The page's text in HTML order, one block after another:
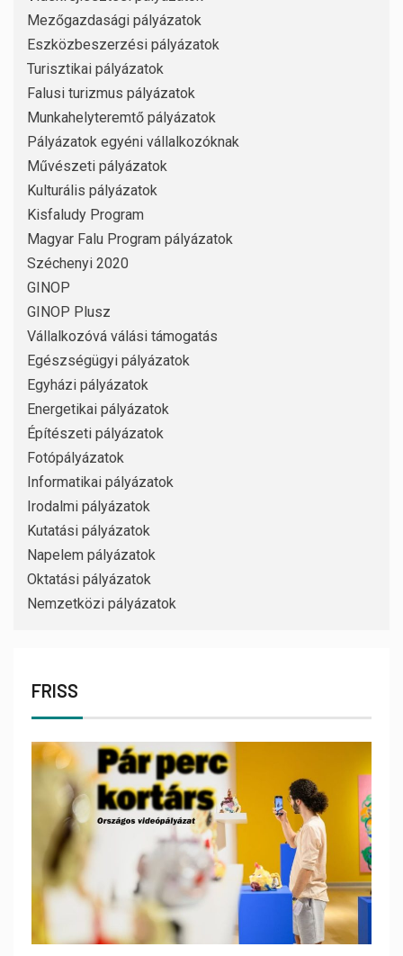
Mezőgazdasági pályázatok
Eszközbeszerzési pályázatok
Turisztikai pályázatok
Falusi turizmus pályázatok
Munkahelyteremtő pályázatok
Pályázatok egyéni vállalkozóknak
Művészeti pályázatok
Kulturális pályázatok
Kisfaludy Program
Magyar Falu Program pályázatok
Széchenyi 2020
GINOP
GINOP Plusz
Vállalkozóvá válási támogatás
Egészségügyi pályázatok
Egyházi pályázatok
Energetikai pályázatok
Építészeti pályázatok
Fotópályázatok
Informatikai pályázatok
Irodalmi pályázatok
Kutatási pályázatok
Napelem pályázatok
Oktatási pályázatok
Nemzetközi pályázatok
FRISS